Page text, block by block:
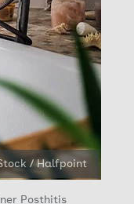
/ Halfpoint
Posthitis